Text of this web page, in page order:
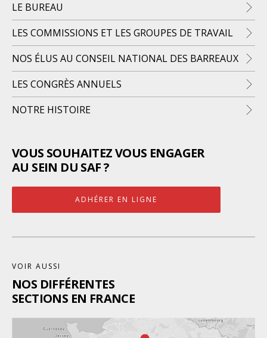
LE BUREAU
LES COMMISSIONS ET LES GROUPES DE TRAVAIL
NOS ÉLUS AU CONSEIL NATIONAL DES BARREAUX
LES CONGRÈS ANNUELS
NOTRE HISTOIRE
VOUS SOUHAITEZ VOUS ENGAGER
AU SEIN DU SAF ?
ADHÉRER EN LIGNE
VOIR AUSSI
NOS DIFFÉRENTES
SECTIONS EN FRANCE